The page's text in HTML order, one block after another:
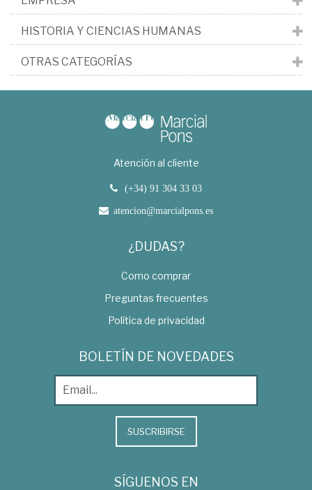
HISTORIA Y CIENCIAS HUMANAS
OTRAS CATEGORÍAS
Atención al cliente
(+34) 91 304 33 03
atencion@marcialpons.es
¿DUDAS?
Como comprar
Preguntas frecuentes
Política de privacidad
BOLETÍN DE NOVEDADES
SUSCRIBIRSE
SÍGUENOS EN